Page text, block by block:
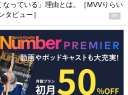
なっている」理由とは。［MVVりらい
タビュー］
PR